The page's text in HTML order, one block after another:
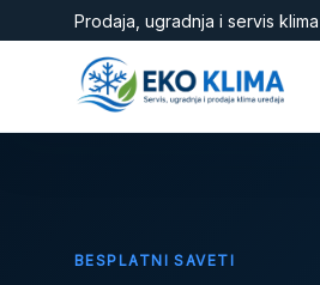
Prodaja, ugradnja i servis
BESPLATNI SAVETI